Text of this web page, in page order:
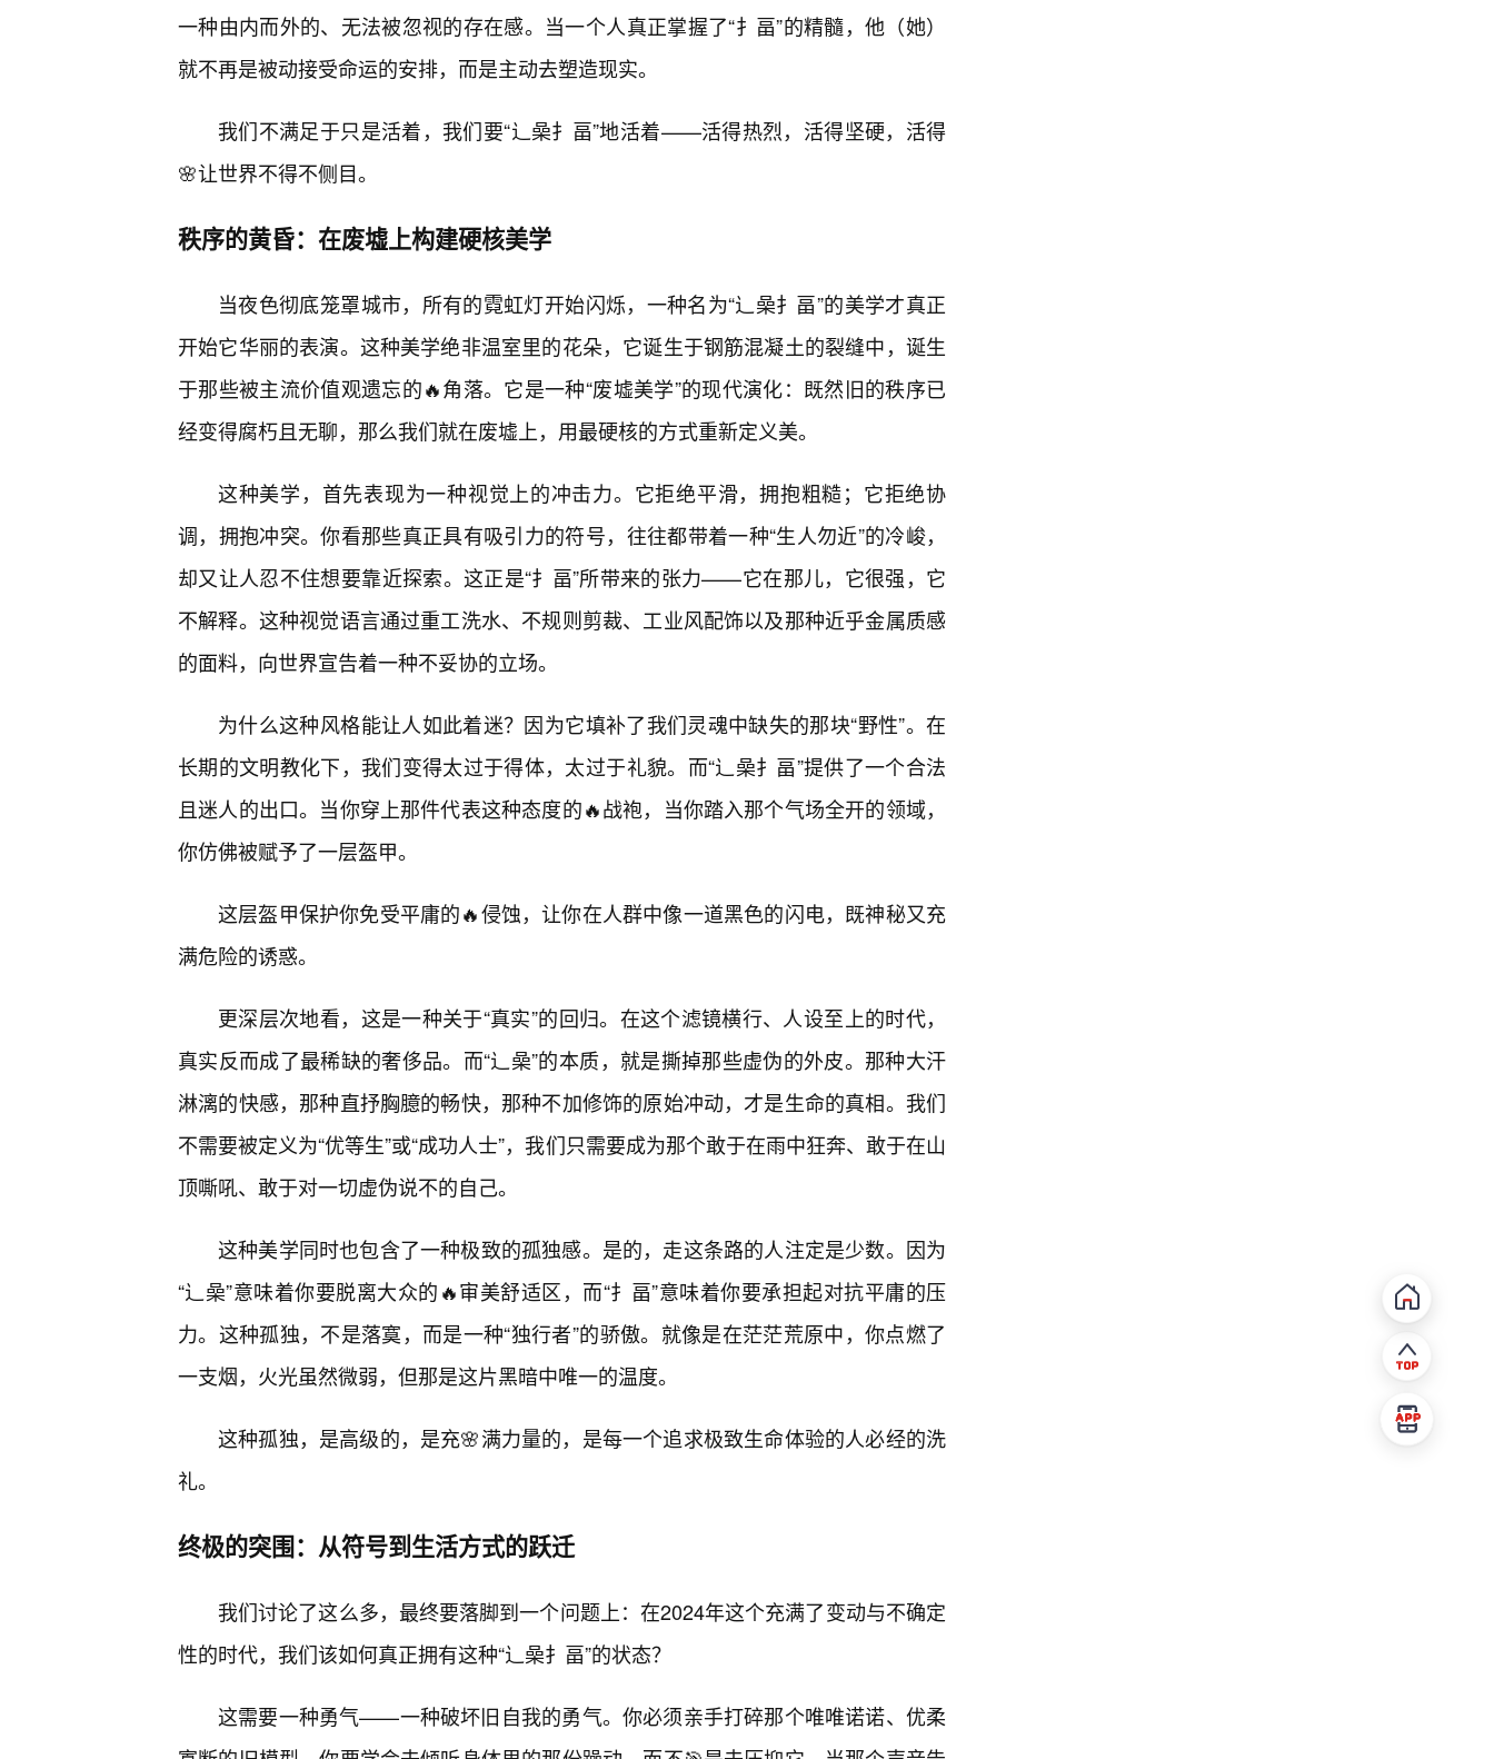
一种由内而外的、无法被忽视的存在感。当一个人真正掌握了“扌畐”的精髓，他（她）
就不再是被动接受命运的安排，而是主动去塑造现实。
我们不满足于只是活着，我们要“辶喿扌畐”地活着——活得热烈，活得坚硬，活得
🌸让世界不得不侧目。
秩序的黄昏：在废墟上构建硬核美学
当夜色彻底笼罩城市，所有的霓虹灯开始闪烁，一种名为“辶喿扌畐”的美学才真正
开始它华丽的表演。这种美学绝非温室里的花朵，它诞生于钢筋混凝土的裂缝中，诞生
于那些被主流价值观遗忘的🔥角落。它是一种“废墟美学”的现代演化：既然旧的秩序已
经变得腐朽且无聊，那么我们就在废墟上，用最硬核的方式重新定义美。
这种美学，首先表现为一种视觉上的冲击力。它拒绝平滑，拥抱粗糙；它拒绝协
调，拥抱冲突。你看那些真正具有吸引力的符号，往往都带着一种“生人勿近”的冷峻，
却又让人忍不住想要靠近探索。这正是“扌畐”所带来的张力——它在那儿，它很强，它
不解释。这种视觉语言通过重工洗水、不规则剪裁、工业风配饰以及那种近乎金属质感
的面料，向世界宣告着一种不妥协的立场。
为什么这种风格能让人如此着迷？因为它填补了我们灵魂中缺失的那块“野性”。在
长期的文明教化下，我们变得太过于得体，太过于礼貌。而“辶喿扌畐”提供了一个合法
且迷人的出口。当你穿上那件代表这种态度的🔥战袍，当你踏入那个气场全开的领域，
你仿佛被赋予了一层盔甲。
这层盔甲保护你免受平庸的🔥侵蚀，让你在人群中像一道黑色的闪电，既神秘又充
满危险的诱惑。
更深层次地看，这是一种关于“真实”的回归。在这个滤镜横行、人设至上的时代，
真实反而成了最稀缺的奢侈品。而“辶喿”的本质，就是撕掉那些虚伪的外皮。那种大汗
淋漓的快感，那种直抒胸臆的畅快，那种不加修饰的原始冲动，才是生命的真相。我们
不需要被定义为“优等生”或“成功人士”，我们只需要成为那个敢于在雨中狂奔、敢于在山
顶嘶吼、敢于对一切虚伪说不的自己。
这种美学同时也包含了一种极致的孤独感。是的，走这条路的人注定是少数。因为
“辶喿”意味着你要脱离大众的🔥审美舒适区，而“扌畐”意味着你要承担起对抗平庸的压
力。这种孤独，不是落寞，而是一种“独行者”的骄傲。就像是在茫茫荒原中，你点燃了
一支烟，火光虽然微弱，但那是这片黑暗中唯一的温度。
这种孤独，是高级的，是充🌸满力量的，是每一个追求极致生命体验的人必经的洗
礼。
终极的突围：从符号到生活方式的跃迁
我们讨论了这么多，最终要落脚到一个问题上：在2024年这个充满了变动与不确定
性的时代，我们该如何真正拥有这种“辶喿扌畐”的状态？
这需要一种勇气——一种破坏旧自我的勇气。你必须亲手打碎那个唯唯诺诺、优柔